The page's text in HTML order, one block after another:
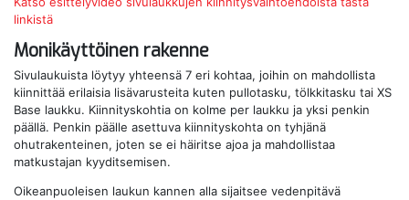
linkistä
Monikäyttöinen rakenne
Sivulaukuista löytyy yhteensä 7 eri kohtaa, joihin on mahdollista
kiinnittää erilaisia lisävarusteita kuten pullotasku, tölkkitasku tai XS
Base laukku. Kiinnityskohtia on kolme per laukku ja yksi penkin
päällä. Penkin päälle asettuva kiinnityskohta on tyhjänä
ohutrakenteinen, joten se ei häiritse ajoa ja mahdollistaa
matkustajan kyyditsemisen.
Oikeanpuoleisen laukun kannen alla sijaitsee vedenpitävä